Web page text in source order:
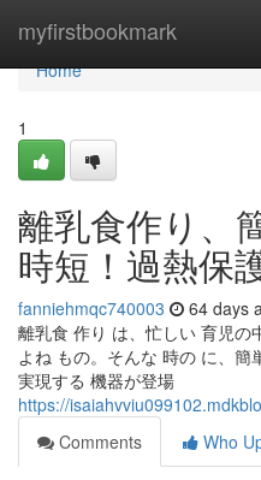
myfirstbookmark
Home
Home
1
離乳食作り、
時短！過熱保
fanniehmqc740003 64 days
離乳食 作り は、忙しい 育児の
よね もの。そんな 時の に、簡
実現する 機器が登場
https://
Comments
Who